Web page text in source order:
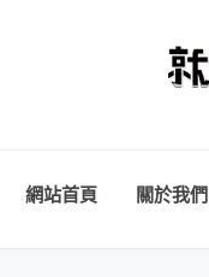
網站首頁 關於我們